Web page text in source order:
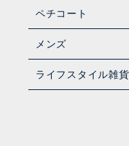
ペチコート
メンズ
ライフスタイル雑貨